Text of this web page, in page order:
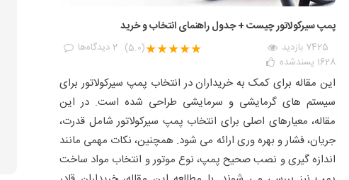
پمپ سیرکولاتور چیست + جدول راهنمای انتخاب و خرید
7425 بازدید 2 دیدگاه‌ها ★★★★★
(5.0)
1628 پسندشده
این مقاله برای کمک به خریداران در انتخاب پمپ سیرکولاتور برای
سیستم های گرمایشی و سرمایشی طراحی شده است. در این
مقاله، معیارهای اصلی برای انتخاب پمپ سیرکولاتور شامل قدرت،
جریان، فشار و بهره وری ارائه می شود. همچنین، نکات مهمی مانند
اندازه گیری و نصب صحیح پمپ، نوع موتور و انتخاب مواد ساخت